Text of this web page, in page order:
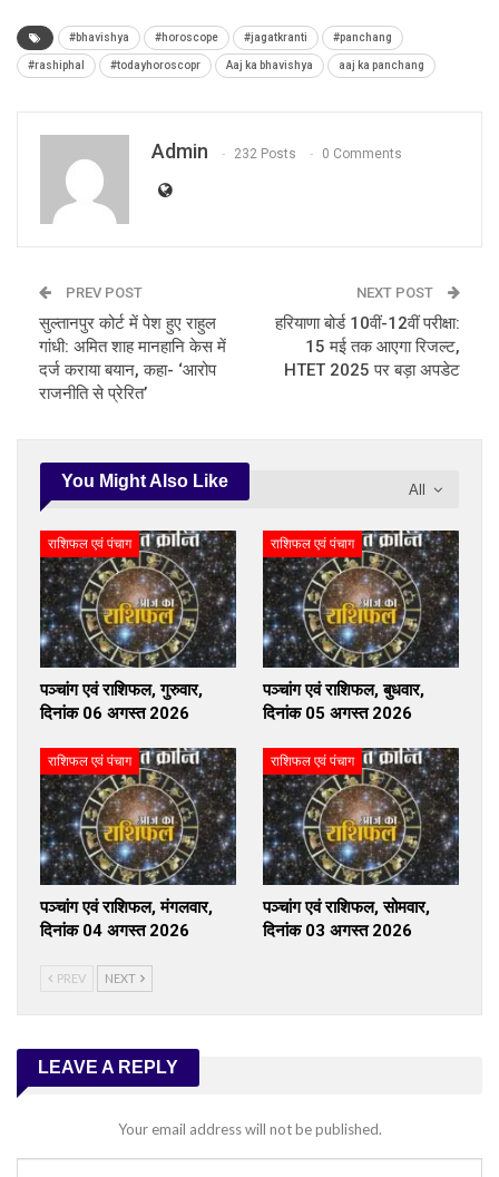
#bhavishya #horoscope #jagatkranti #panchang
#rashiphal #todayhoroscopr Aaj ka bhavishya aaj ka panchang
Admin 232 Posts 0 Comments
PREV POST
सुल्तानपुर कोर्ट में पेश हुए राहुल
गांधी: अमित शाह मानहानि केस में
दर्ज कराया बयान, कहा- ‘आरोप
राजनीति से प्रेरित’
NEXT POST
हरियाणा बोर्ड 10वीं-12वीं परीक्षा:
15 मई तक आएगा रिजल्ट,
HTET 2025 पर बड़ा अपडेट
All
You Might Also Like
राशिफल एवं पंचाग
पञ्चांग एवं राशिफल, गुरुवार,
दिनांक 06 अगस्त 2026
राशिफल एवं पंचाग
पञ्चांग एवं राशिफल, बुधवार,
दिनांक 05 अगस्त 2026
राशिफल एवं पंचाग
पञ्चांग एवं राशिफल, मंगलवार,
दिनांक 04 अगस्त 2026
राशिफल एवं पंचाग
पञ्चांग एवं राशिफल, सोमवार,
दिनांक 03 अगस्त 2026
PREV NEXT
LEAVE A REPLY
Your email address will not be published.